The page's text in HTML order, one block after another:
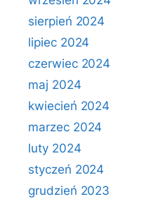
sierpień 2024
lipiec 2024
czerwiec 2024
maj 2024
kwiecień 2024
marzec 2024
luty 2024
styczeń 2024
grudzień 2023